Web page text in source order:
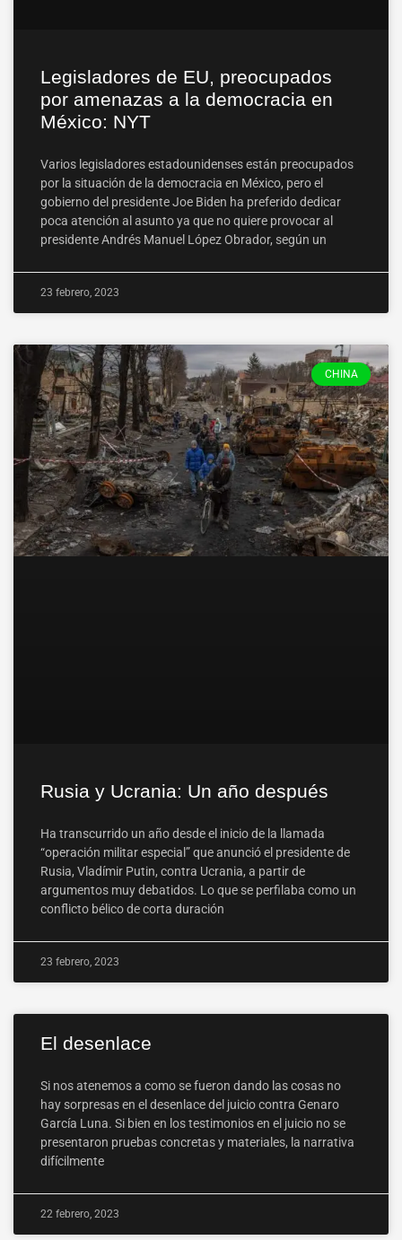
Legisladores de EU, preocupados
por amenazas a la democracia en
México: NYT
Varios legisladores estadounidenses están preocupados
por la situación de la democracia en México, pero el
gobierno del presidente Joe Biden ha preferido dedicar
poca atención al asunto ya que no quiere provocar al
presidente Andrés Manuel López Obrador, según un
23 febrero, 2023
CHINA
Rusia y Ucrania: Un año después
Ha transcurrido un año desde el inicio de la llamada
“operación militar especial” que anunció el presidente de
Rusia, Vladímir Putin, contra Ucrania, a partir de
argumentos muy debatidos. Lo que se perfilaba como un
conflicto bélico de corta duración
23 febrero, 2023
El desenlace
Si nos atenemos a como se fueron dando las cosas no
hay sorpresas en el desenlace del juicio contra Genaro
García Luna. Si bien en los testimonios en el juicio no se
presentaron pruebas concretas y materiales, la narrativa
difícilmente
22 febrero, 2023